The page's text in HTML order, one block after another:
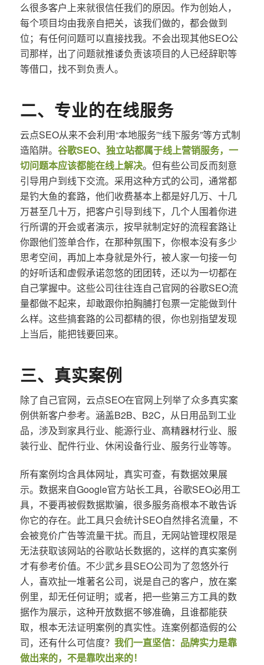
么很多客户上来就很信任我们的原因。作为创始人，
每个项目均由我亲自把关，该我们做的，都会做到
位；有任何问题可以直接找我。不会出现其他SEO公
司那样，出了问题就推诿负责该项目的人已经辞职等
等借口，找不到负责人。
二、专业的在线服务
云点SEO从来不会利用“本地服务”“线下服务”等方式制
造陷阱。 谷歌SEO、独立站都属于线上营销服务，一
切问题本应该都能在线上解决。但有些公司反而刻意
引导用户到线下交流。采用这种方式的公司，通常都
是钓大鱼的套路，他们收费基本上都是好几万、十几
万甚至几十万，把客户引导到线下，几个人围着你进
行所谓的开会或者演示，按早就制定好的流程套路让
你跟他们签单合作，在那种氛围下，你根本没有多少
思考空间，再加上本身就是外行，被人家一句接一句
的好听话和虚假承诺忽悠的团团转，还以为一切都在
自己掌握中。这些公司往往连自己官网的谷歌SEO流
量都做不起来，却敢跟你拍胸脯打包票一定能做到什
么样。这些搞套路的公司都精的很，你也别指望发现
上当后，能把钱要回来。
三、真实案例
除了自己官网，云点SEO在官网上列举了众多真实案
例供新客户参考。涵盖B2B、B2C，从日用品到工业
品，涉及到家具行业、能源行业、高精器材行业、服
装行业、配件行业、休闲设备行业、服务行业等等。
所有案例均含具体网址，真实可查，有数据效果展
示。数据来自Google官方站长工具，谷歌SEO必用工
具，不要再被假数据欺骗，很多服务商根本不敢告诉
你它的存在。此工具只会统计SEO自然排名流量，不
会被竞价广告等流量干扰。而且，无网站管理权限是
无法获取该网站的谷歌站长数据的，这样的真实案例
才有参考价值。不少武乡县SEO公司为了忽悠外行
人，喜欢扯一堆著名公司，说是自己的客户，放在案
例里，却无任何证明；或者，把一些第三方工具的数
据作为展示，这种开放数据不够准确，且谁都能获
取，根本无法证明案例的真实性。连案例都造假的公
司，还有什么可信度？ 我们一直坚信：品牌实力是靠
做出来的，不是靠吹出来的！